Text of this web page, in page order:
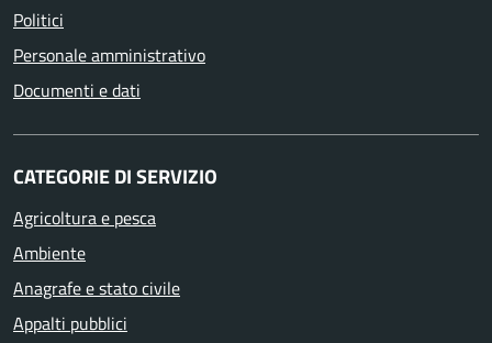
Politici
Personale amministrativo
Documenti e dati
CATEGORIE DI SERVIZIO
Agricoltura e pesca
Ambiente
Anagrafe e stato civile
Appalti pubblici